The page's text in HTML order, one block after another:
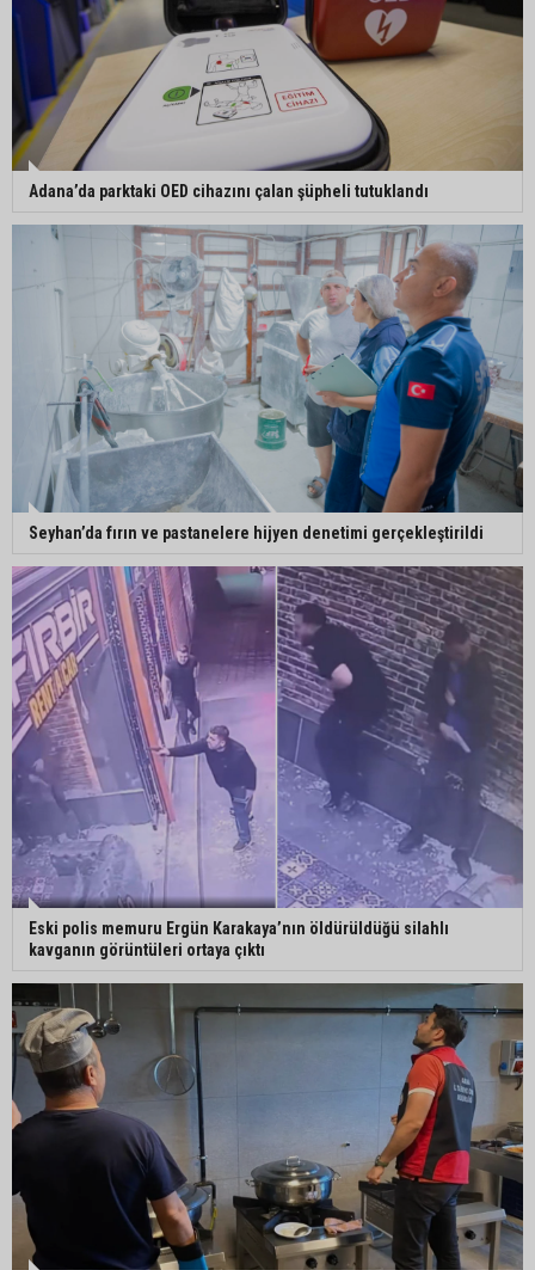
Yüreğir’de başkan vekilliği seçimi yeniden yargıya
taşındı
Adana’da parktaki OED cihazını çalan şüpheli tutuklandı
Seyhan’da fırın ve pastanelere hijyen denetimi gerçekleştirildi
Eski polis memuru Ergün Karakaya’nın öldürüldüğü silahlı
kavganın görüntüleri ortaya çıktı